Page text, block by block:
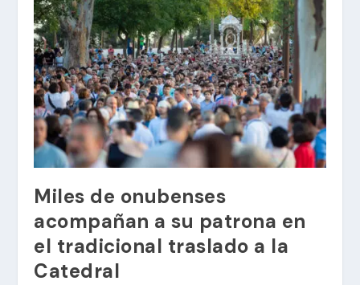
Miles de onubenses
acompañan a su patrona en
el tradicional traslado a la
Catedral